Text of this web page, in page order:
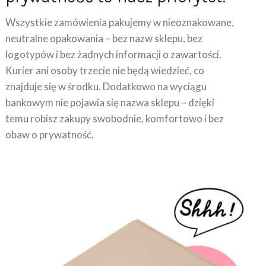
Wszystkie zamówienia pakujemy w nieoznakowane,
neutralne opakowania – bez nazw sklepu, bez
logotypów i bez żadnych informacji o zawartości.
Kurier ani osoby trzecie nie będą wiedzieć, co
znajduje się w środku. Dodatkowo na wyciągu
bankowym nie pojawia się nazwa sklepu – dzięki
temu robisz zakupy swobodnie, komfortowo i bez
obaw o prywatność.